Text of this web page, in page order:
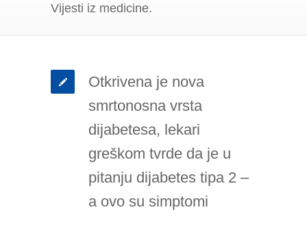
Vijesti iz medicine.
Otkrivena je nova
smrtonosna vrsta
dijabetesa, lekari
greškom tvrde da je u
pitanju dijabetes tipa 2 –
a ovo su simptomi